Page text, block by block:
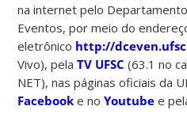
na internet pelo
Eventos, por meio do
eletrônico http://
Vivo), pela TV UFSC(63.1 no
NET), nas páginas oficiais da
Facebooke noYoutubee